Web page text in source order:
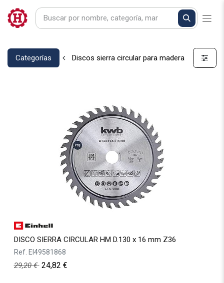
Categorías Discos sierra circular para madera
DISCO SIERRA CIRCULAR HM D.130 x 16 mm Z36
Ref. EI49581868
29,20€ 24,82 €